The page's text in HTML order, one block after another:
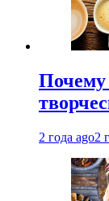
2 года ago2